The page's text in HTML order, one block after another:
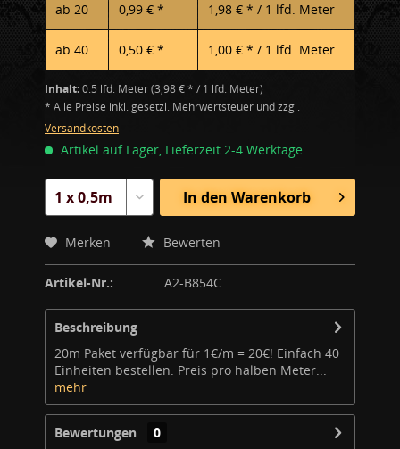
ab 20 0,99 € * 1,98 € * / 1 lfd. Meter
ab 40 0,50 € * 1,00 € * / 1 lfd. Meter
Inhalt:0.5 lfd. Meter (3,98 € * / 1 lfd. Meter)
* Alle Preise inkl. gesetzl. Mehrwertsteuer und zzgl.
Versandkosten
Artikel auf Lager, Lieferzeit 2-4 Werktage
In den Warenkorb
Merken Bewerten
Artikel-Nr.: A2-B854C
Beschreibung
20m Paket verfügbar für 1€/m = 20€! Einfach 40
Einheiten bestellen. Preis pro halben Meter...
mehr
Bewertungen
0